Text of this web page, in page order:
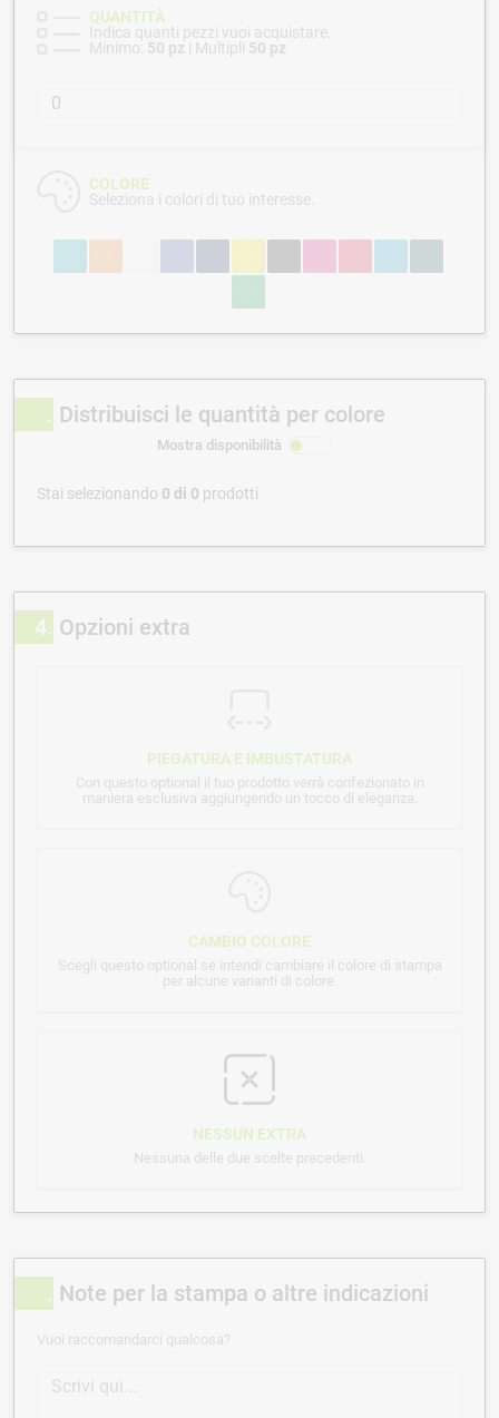
QUANTITÀ
Indica quanti pezzi vuoi acquistare.
Minimo: 50 pz | Multipli 50 pz
COLORE
Seleziona i colori di tuo interesse.
Distribuisci le quantità per colore
Mostra disponibilità
Stai selezionando 0 di 0 prodotti
4 Opzioni extra
PIEGATURA E IMBUSTATURA
Con questo optional il tuo prodotto verrà confezionato in
maniera esclusiva aggiungendo un tocco di eleganza.
CAMBIO COLORE
Scegli questo optional se intendi cambiare il colore di stampa
per alcune varianti di colore.
NESSUN EXTRA
Nessuna delle due scelte precedenti.
Note per la stampa o altre indicazioni
Vuoi raccomandarci qualcosa?